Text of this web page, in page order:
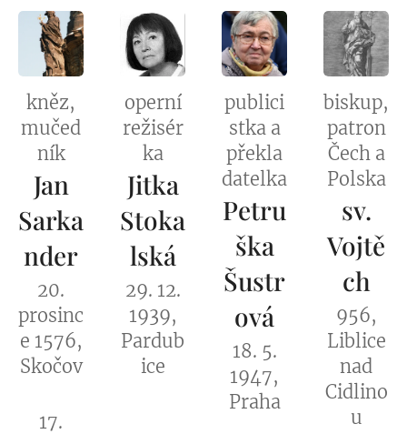
kněz,
mučed
ník
Jan
Sarka
nder
20.
prosinc
e 1576,
Skočov
17.
operní
režisér
ka
Jitka
Stoka
lská
29. 12.
1939,
Pardub
ice
publici
stka a
překla
datelka
Petru
ška
Šustr
ová
18. 5.
1947,
Praha
biskup,
patron
Čech a
Polska
sv.
Vojtě
ch
956,
Liblice
nad
Cidlino
u